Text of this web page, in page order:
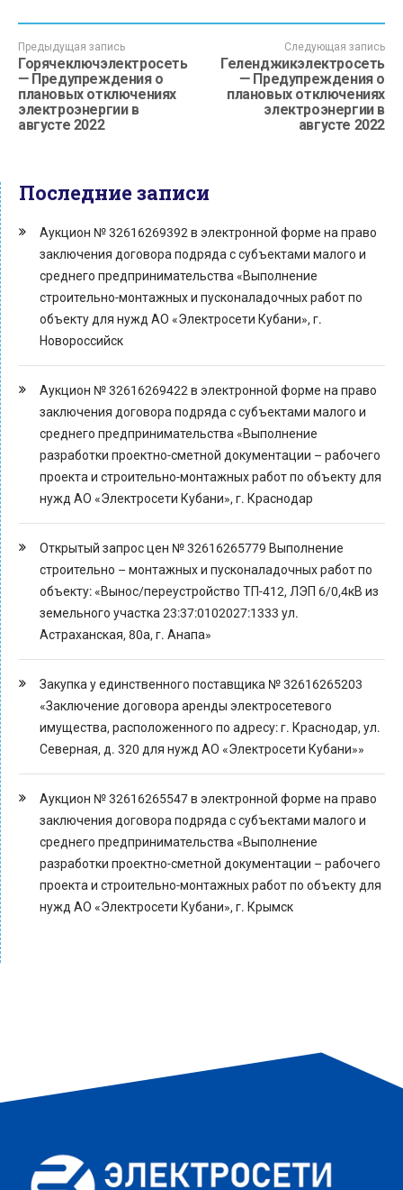
Предыдущая запись
Горячеключэлектросеть
— Предупреждения о
плановых отключениях
электроэнергии в
августе 2022
Следующая запись
Геленджикэлектросеть
— Предупреждения о
плановых отключениях
электроэнергии в
августе 2022
Последние записи
Аукцион № 32616269392 в электронной форме на право
заключения договора подряда с субъектами малого и
среднего предпринимательства «Выполнение
строительно-монтажных и пусконаладочных работ по
объекту для нужд АО «Электросети Кубани», г.
Новороссийск
Аукцион № 32616269422 в электронной форме на право
заключения договора подряда с субъектами малого и
среднего предпринимательства «Выполнение
разработки проектно-сметной документации – рабочего
проекта и строительно-монтажных работ по объекту для
нужд АО «Электросети Кубани», г. Краснодар
Открытый запрос цен № 32616265779 Выполнение
строительно – монтажных и пусконаладочных работ по
объекту: «Вынос/переустройство ТП-412, ЛЭП 6/0,4кВ из
земельного участка 23:37:0102027:1333 ул.
Астраханская, 80а, г. Анапа»
Закупка у единственного поставщика № 32616265203
«Заключение договора аренды электросетевого
имущества, расположенного по адресу: г. Краснодар, ул.
Северная, д. 320 для нужд АО «Электросети Кубани»»
Аукцион № 32616265547 в электронной форме на право
заключения договора подряда с субъектами малого и
среднего предпринимательства «Выполнение
разработки проектно-сметной документации – рабочего
проекта и строительно-монтажных работ по объекту для
нужд АО «Электросети Кубани», г. Крымск